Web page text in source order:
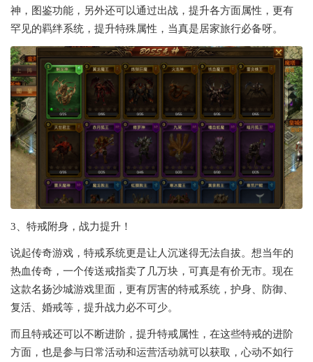
神，图鉴功能，另外还可以通过出战，提升各方面属性，更有
罕见的羁绊系统，提升特殊属性，当真是居家旅行必备呀。
3、特戒附身，战力提升！
说起传奇游戏，特戒系统更是让人沉迷得无法自拔。想当年的
热血传奇，一个传送戒指卖了几万块，可真是有价无市。现在
这款名扬沙城游戏里面，更有厉害的特戒系统，护身、防御、
复活、婚戒等，提升战力必不可少。
而且特戒还可以不断进阶，提升特戒属性，在这些特戒的进阶
方面，也是参与日常活动和运营活动就可以获取，心动不如行